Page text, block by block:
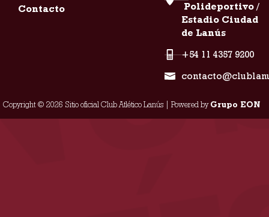
Contacto
Polideportivo /
Estadio Ciudad
de Lanús
+54 11 4357 9200
Copyright © 2026 Sitio oficial Club Atlético Lanús | Powered byGrupo EON